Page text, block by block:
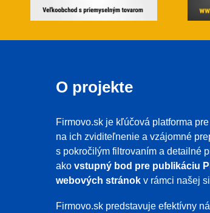
O projekte
Firmovo.sk je kľúčová platforma
na ich zviditeľnenie a vzájomné
s pokročilým filtrovaním a detailné
ako vstupný bod pre publikáciu
webových stránok v rámci našej
Firmovo.sk predstavuje efektívny